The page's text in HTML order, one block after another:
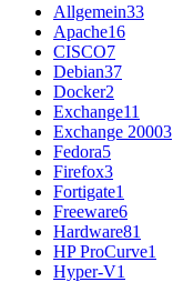
Allgemein33
Apache16
CISCO7
Debian37
Docker2
Exchange11
Exchange 20003
Fedora5
Firefox3
Fortigate1
Freeware6
Hardware81
HP ProCurve1
Hyper-V1